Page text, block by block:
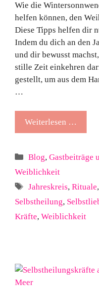
Wie die
helfen können, den
Diese Tipps helfen dir
Indem du dich an den
und dir bewusst
stille Zeit einkehren
gestellt, um aus dem
…
Weiterlesen …
Kategorien
Blog,Gastbeiträge
Weiblichkeit
Schlagwörter
Jahreskreis,Rituale,
Selbstheilung,
Kräfte, Weiblichkeit